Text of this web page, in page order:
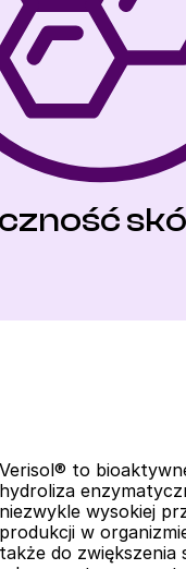
Verisol® to
hydroliza
niezwykle wysokiej
produkcji w
także do zwiększenia